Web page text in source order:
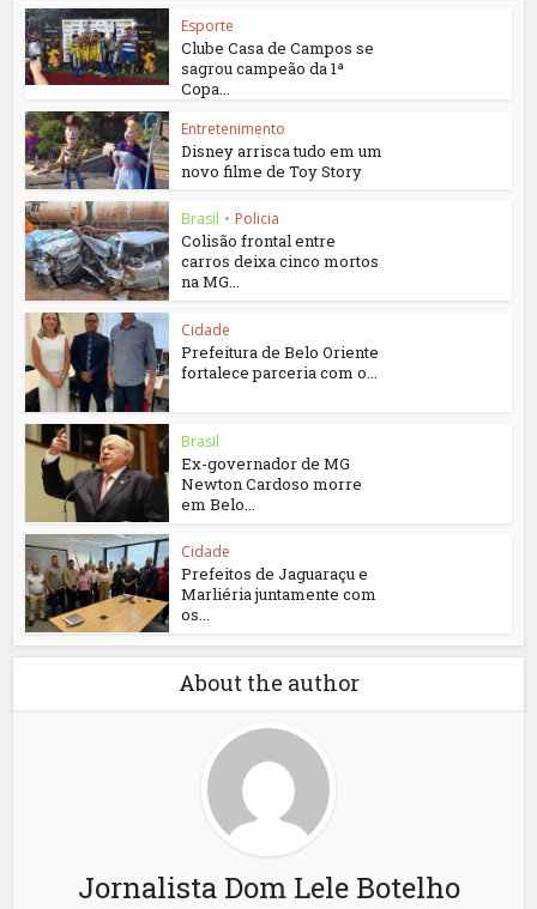
Esporte
Clube Casa de Campos se
sagrou campeão da 1ª
Copa...
Entretenimento
Disney arrisca tudo em um
novo filme de Toy Story
Brasil • Policia
Colisão frontal entre
carros deixa cinco mortos
na MG...
Cidade
Prefeitura de Belo Oriente
fortalece parceria com o...
Brasil
Ex-governador de MG
Newton Cardoso morre
em Belo...
Cidade
Prefeitos de Jaguaraçu e
Marliéria juntamente com
os...
About the author
Jornalista Dom Lele Botelho